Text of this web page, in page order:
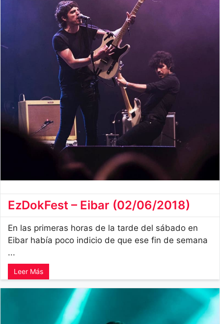
EzDokFest – Eibar (02/06/2018)
En las primeras horas de la tarde del sábado en
Eibar había poco indicio de que ese fin de semana
...
Leer Más